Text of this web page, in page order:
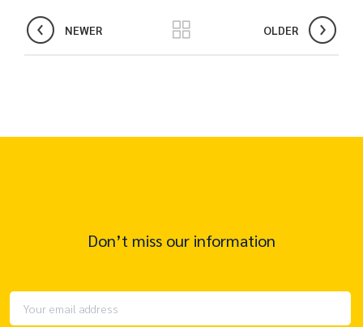
NEWER OLDER
Don’t miss our information